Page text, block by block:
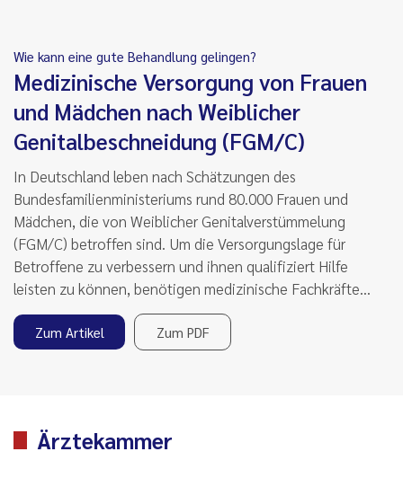
Wie kann eine gute Behandlung gelingen?
Medizinische Versorgung von Frauen
und Mädchen nach Weiblicher
Genitalbeschneidung (FGM/C)
In Deutschland leben nach Schätzungen des
Bundesfamilienministeriums rund 80.000 Frauen und
Mädchen, die von Weiblicher Genitalverstümmelung
(FGM/C) betroffen sind. Um die Versorgungslage für
Betroffene zu verbessern und ihnen qualifiziert Hilfe
leisten zu können, benötigen medizinische Fachkräfte…
Zum Artikel Zum PDF
Ärztekammer